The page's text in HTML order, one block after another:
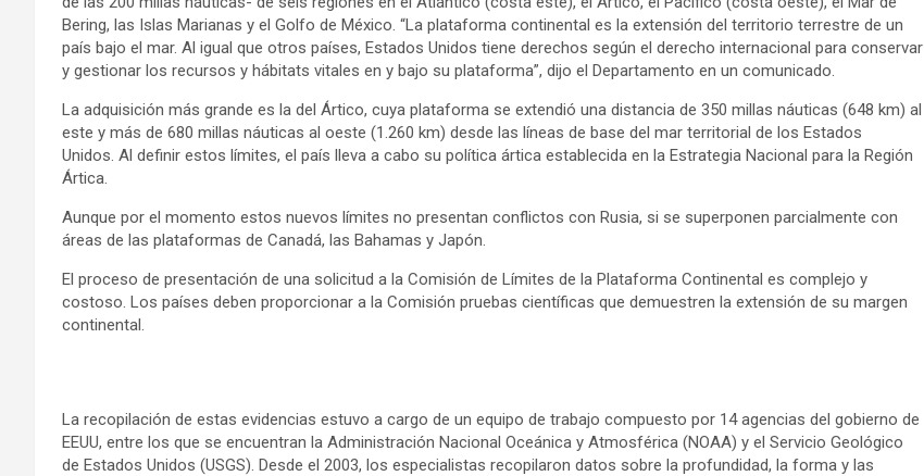
Bering, las Islas Marianas y el Golfo de México. “La plataforma continental es la extensión del territorio terrestre de un
país bajo el mar. Al igual que otros países, Estados Unidos tiene derechos según el derecho internacional para conservar
y gestionar los recursos y hábitats vitales en y bajo su plataforma”, dijo el Departamento en un comunicado.
La adquisición más grande es la del Ártico, cuya plataforma se extendió una distancia de 350 millas náuticas (648 km) al
este y más de 680 millas náuticas al oeste (1.260 km) desde las líneas de base del mar territorial de los Estados
Unidos. Al definir estos límites, el país lleva a cabo su política ártica establecida en la Estrategia Nacional para la Región
Ártica.
Aunque por el momento estos nuevos límites no presentan conflictos con Rusia, si se superponen parcialmente con
áreas de las plataformas de Canadá, las Bahamas y Japón.
El proceso de presentación de una solicitud a la Comisión de Límites de la Plataforma Continental es complejo y
costoso. Los países deben proporcionar a la Comisión pruebas científicas que demuestren la extensión de su margen
continental.
La recopilación de estas evidencias estuvo a cargo de un equipo de trabajo compuesto por 14 agencias del gobierno de
EEUU, entre los que se encuentran la Administración Nacional Oceánica y Atmosférica (NOAA) y el Servicio Geológico
de Estados Unidos (USGS). Desde el 2003, los especialistas recopilaron datos sobre la profundidad, la forma y las